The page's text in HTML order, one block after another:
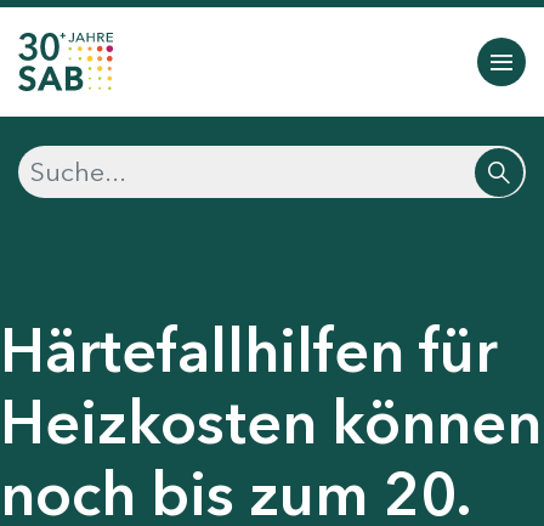
Härtefallhilfen für
Heizkosten können
noch bis zum 20.